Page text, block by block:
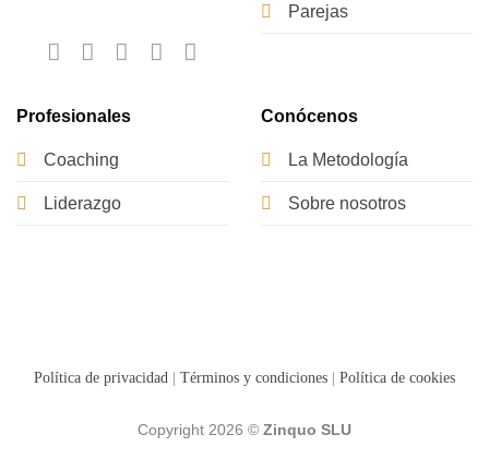
Parejas
Profesionales
Coaching
Liderazgo
Conócenos
La Metodología
Sobre nosotros
Política de privacidad | Términos y condiciones | Política de cookies
Copyright 2026 © Zinquo SLU